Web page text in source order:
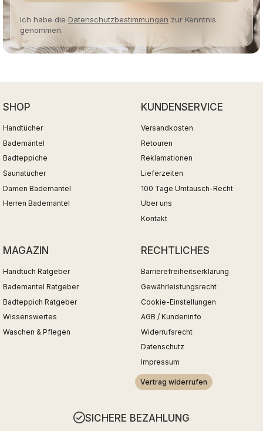
Ich habe die Datenschutzbestimmungen zur Kenntnis
genommen.
SHOP
Handtücher
Bademäntel
Badteppiche
Saunatücher
Damen Bademantel
Herren Bademantel
KUNDENSERVICE
Versandkosten
Retouren
Reklamationen
Lieferzeiten
100 Tage Umtausch-Recht
Über uns
Kontakt
MAGAZIN
Handtuch Ratgeber
Bademantel Ratgeber
Badteppich Ratgeber
Wissenswertes
Waschen & Pflegen
RECHTLICHES
Barrierefreiheitserklärung
Gewährleistungsrecht
Cookie-Einstellungen
AGB / Kundeninfo
Widerrufsrecht
Datenschutz
Impressum
Vertrag widerrufen
SICHERE BEZAHLUNG